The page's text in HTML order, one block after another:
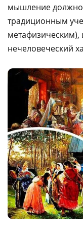
мышление должно
традиционным
метафизическим),
нечеловеческий